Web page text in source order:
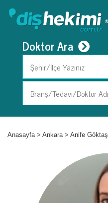
Doktor Ara
Anasayfa> Ankara> Anife Göktaş